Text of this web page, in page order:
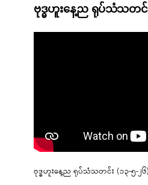
ဗုဒ္ဓဟူးနေ့ည ရုပ်သံသတင်
ဗုဒ္ဓဟူးနေ့ည ရုပ်သံသတင်း (၁၃-၅-၂၆)